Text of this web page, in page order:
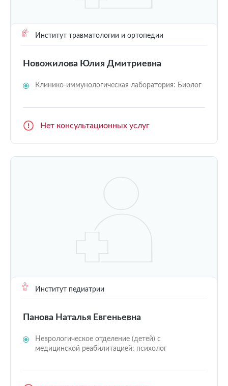
Институт травматологии и ортопедии
Новожилова Юлия Дмитриевна
Клинико-иммунологическая лаборатория: Биолог
Нет консультационных услуг
Институт педиатрии
Панова Наталья Евгеньевна
Неврологическое отделение (детей) с
медицинской реабилитацией: психолог